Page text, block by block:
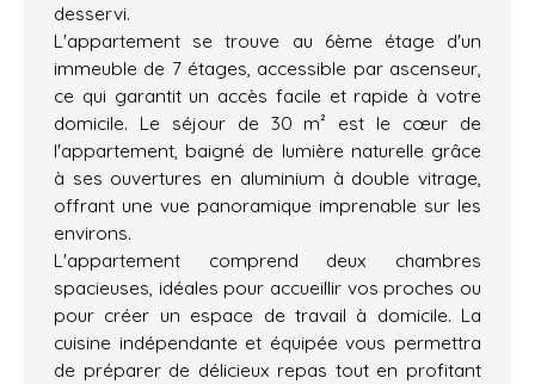
desservi.
L'appartement se trouve au 6ème étage d'un
immeuble de 7 étages, accessible par ascenseur,
ce qui garantit un accès facile et rapide à votre
domicile. Le séjour de 30 m² est le cœur de
l'appartement, baigné de lumière naturelle grâce
à ses ouvertures en aluminium à double vitrage,
offrant une vue panoramique imprenable sur les
environs.
L'appartement comprend deux chambres
spacieuses, idéales pour accueillir vos proches ou
pour créer un espace de travail à domicile. La
cuisine indépendante et équipée vous permettra
de préparer de délicieux repas tout en profitant